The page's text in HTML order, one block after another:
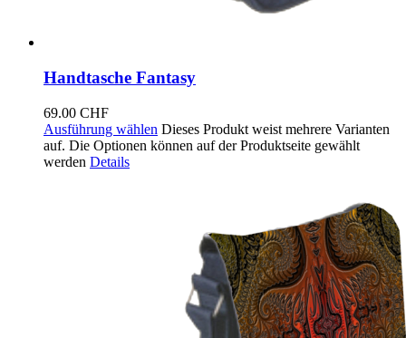
Handtasche Fantasy
69.00 CHF
Ausführung wählen Dieses Produkt weist mehrere Varianten
auf. Die Optionen können auf der Produktseite gewählt
werden Details